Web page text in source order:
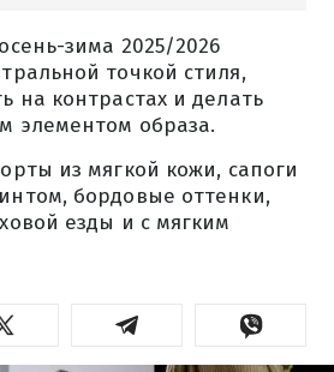
зима 2025/2026
точкой стиля,
на контрастах и делать
элементом образа.
из мягкой кожи, сапоги
бордовые оттенки,
езды и с мягким